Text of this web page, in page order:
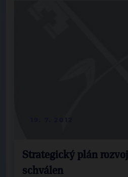
Strategický plán
schválen